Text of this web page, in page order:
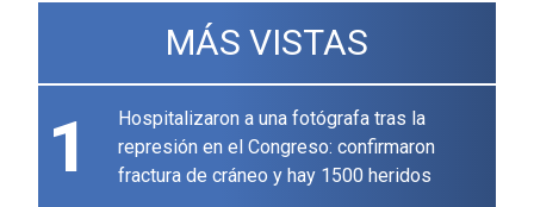
MÁS VISTAS
1
Hospitalizaron a una fotógrafa tras la
represión en el Congreso: confirmaron
fractura de cráneo y hay 1500 heridos